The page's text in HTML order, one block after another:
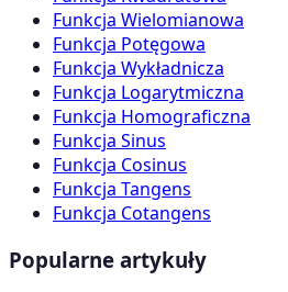
Funkcja Wielomianowa
Funkcja Potęgowa
Funkcja Wykładnicza
Funkcja Logarytmiczna
Funkcja Homograficzna
Funkcja Sinus
Funkcja Cosinus
Funkcja Tangens
Funkcja Cotangens
Popularne artykuły